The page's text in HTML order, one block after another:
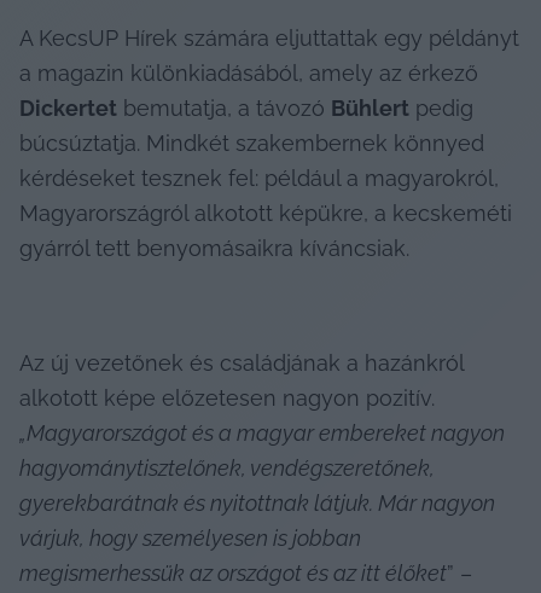
A KecsUP Hírek számára eljuttattak egy példányt
Dickertet bemutatja, a távozó Bühlert pedig
búcsúztatja. Mindkét szakembernek könnyed
kérdéseket tesznek fel: például a magyarokról,
Magyarországról alkotott képükre, a kecskeméti
gyárról tett benyomásaikra kíváncsiak.
Az új vezetőnek és családjának a hazánkról
„Magyarországot és a magyar embereket nagyon
hagyománytisztelőnek, vendégszeretőnek,
gyerekbarátnak és nyitottnak látjuk. Már nagyon
várjuk, hogy személyesen is jobban
megismerhessük az országot és az itt élőket” –